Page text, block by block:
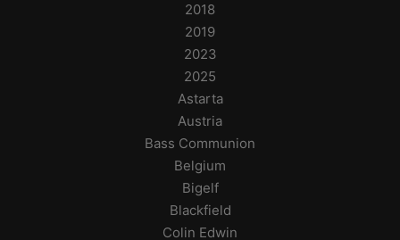
2018
2019
2023
2025
Astarta
Austria
Bass Communion
Belgium
Bigelf
Blackfield
Colin Edwin